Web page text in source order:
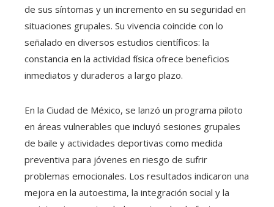
de sus síntomas y un incremento en su seguridad en
situaciones grupales. Su vivencia coincide con lo
señalado en diversos estudios científicos: la
constancia en la actividad física ofrece beneficios
inmediatos y duraderos a largo plazo.
En la Ciudad de México, se lanzó un programa piloto
en áreas vulnerables que incluyó sesiones grupales
de baile y actividades deportivas como medida
preventiva para jóvenes en riesgo de sufrir
problemas emocionales. Los resultados indicaron una
mejora en la autoestima, la integración social y la